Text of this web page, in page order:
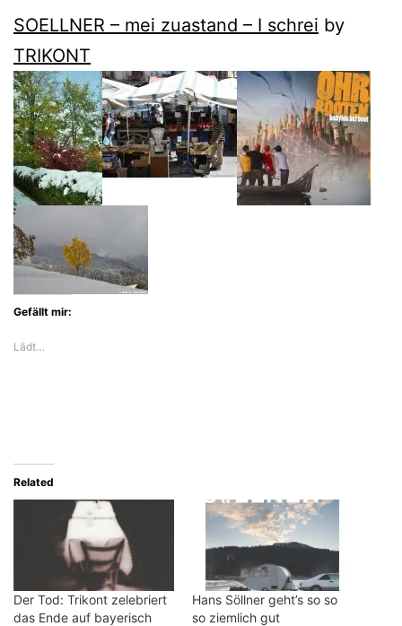
SOELLNER – mei zuastand – I schrei by
TRIKONT
Gefällt mir:
Lädt…
Related
Der Tod: Trikont zelebriert
das Ende auf bayerisch
Hans Söllner geht’s so so
so ziemlich gut